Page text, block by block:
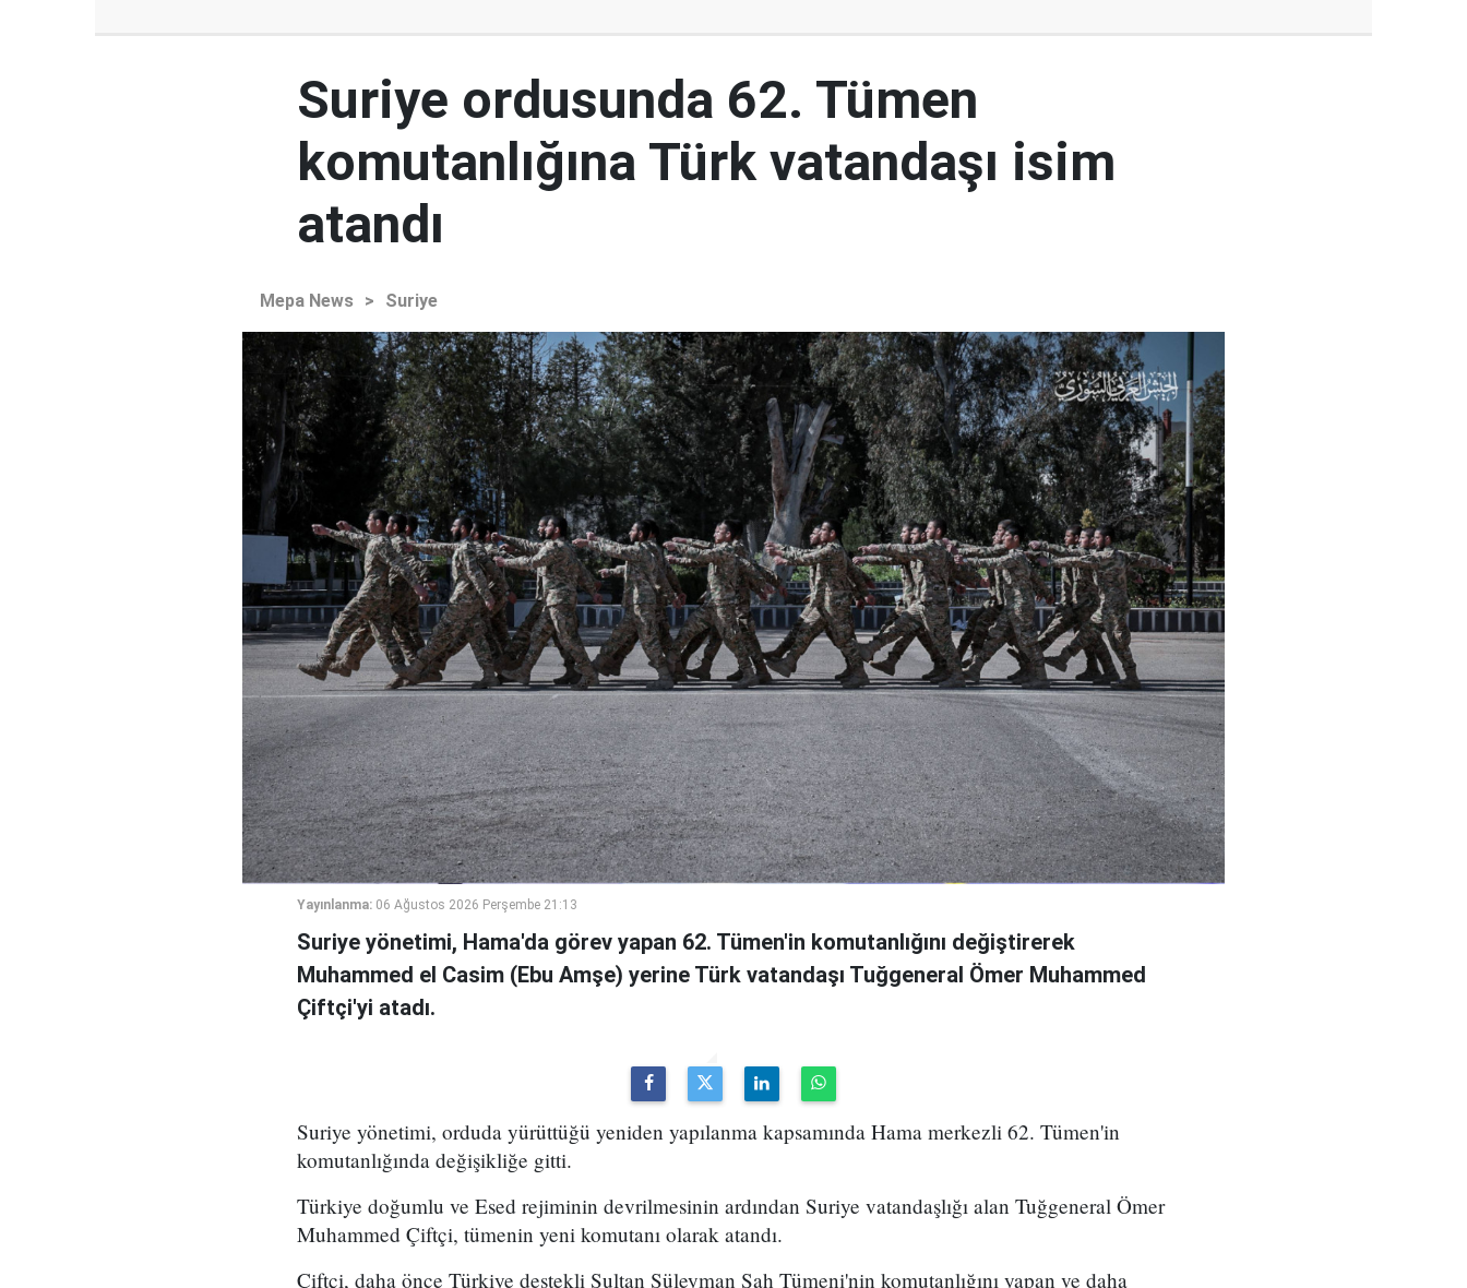
Suriye ordusunda 62. Tümen
komutanlığına Türk vatandaşı isim
atandı
Mepa News > Suriye
Yayınlanma: 06 Ağustos 2026 Perşembe 21:13
Suriye yönetimi, Hama'da görev yapan 62. Tümen'in komutanlığını değiştirerek
Muhammed el Casim (Ebu Amşe) yerine Türk vatandaşı Tuğgeneral Ömer Muhammed
Çiftçi'yi atadı.
Suriye yönetimi, orduda yürüttüğü yeniden yapılanma kapsamında Hama merkezli 62. Tümen'in
komutanlığında değişikliğe gitti.
Türkiye doğumlu ve Esed rejiminin devrilmesinin ardından Suriye vatandaşlığı alan Tuğgeneral Ömer
Muhammed Çiftçi, tümenin yeni komutanı olarak atandı.
Çiftçi, daha önce Türkiye destekli Sultan Süleyman Şah Tümeni'nin komutanlığını yapan ve daha